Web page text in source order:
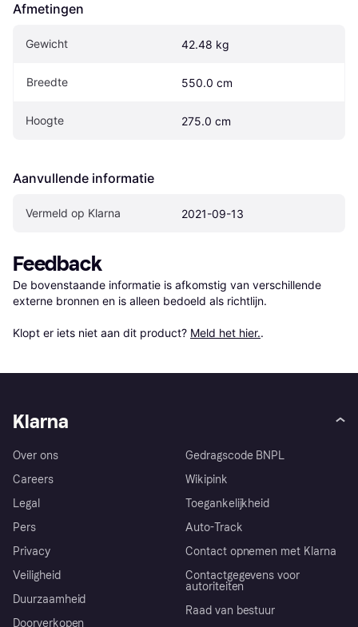
Afmetingen
Gewicht 42.48 kg
Breedte 550.0 cm
Hoogte 275.0 cm
Aanvullende informatie
Vermeld op Klarna 2021-09-13
Feedback
De bovenstaande informatie is afkomstig van verschillende
externe bronnen en is alleen bedoeld als richtlijn.
Klopt er iets niet aan dit product? Meld het hier..
Klarna
Over ons
Careers
Legal
Pers
Privacy
Veiligheid
Duurzaamheid
Doorverkopen
Gedragscode BNPL
Wikipink
Toegankelijkheid
Auto-Track
Contact opnemen met Klarna
Contactgegevens voor
autoriteiten
Raad van bestuur